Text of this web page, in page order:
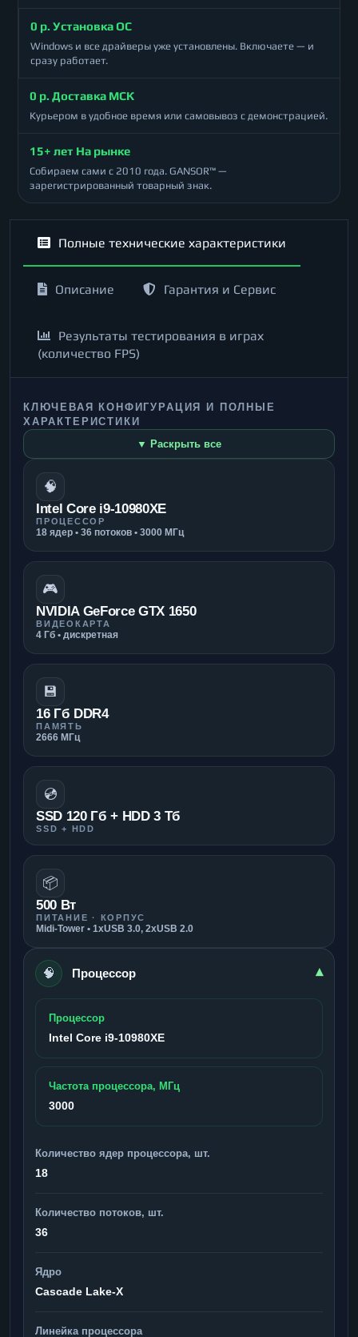
0 р. Установка ОС
Windows и все драйверы уже установлены. Включаете — и
сразу работает.
0 р. Доставка МСК
Курьером в удобное время или самовывоз с демонстрацией.
15+ лет На рынке
Собираем сами с 2010 года. GANSOR™ —
зарегистрированный товарный знак.
Полные технические характеристики
Описание Гарантия и Сервис
Результаты тестирования в играх
(количество FPS)
КЛЮЧЕВАЯ КОНФИГУРАЦИЯ И ПОЛНЫЕ
ХАРАКТЕРИСТИКИ
▼ Раскрыть все
🧠
Intel Core i9-10980XE
ПРОЦЕССОР
18 ядер • 36 потоков • 3000 МГц
🎮
NVIDIA GeForce GTX 1650
ВИДЕОКАРТА
4 Гб • дискретная
💾
16 Гб DDR4
ПАМЯТЬ
2666 МГц
💿
SSD 120 Гб + HDD 3 Тб
SSD + HDD
📦
500 Вт
ПИТАНИЕ · КОРПУС
Midi-Tower • 1xUSB 3.0, 2xUSB 2.0
🧠 Процессор ▾
Процессор
Intel Core i9-10980XE
Частота процессора, МГц
3000
Количество ядер процессора, шт.
18
Количество потоков, шт.
36
Ядро
Cascade Lake-X
Линейка процессора